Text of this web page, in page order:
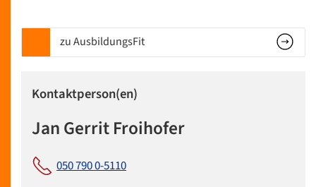
zu AusbildungsFit
Kontaktperson(en)
Jan Gerrit Froihofer
050 790 0-5110